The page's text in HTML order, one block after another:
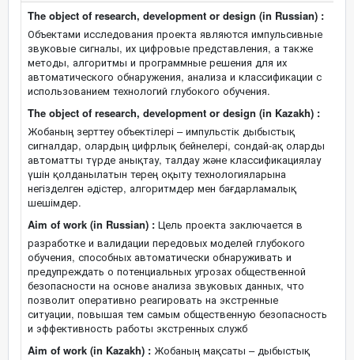
The object of research, development or design (in Russian) :
Объектами исследования проекта являются импульсивные
звуковые сигналы, их цифровые представления, а также
методы, алгоритмы и программные решения для их
автоматического обнаружения, анализа и классификации с
использованием технологий глубокого обучения.
The object of research, development or design (in Kazakh) :
Жобаның зерттеу объектілері – импульстік дыбыстық
сигналдар, олардың цифрлық бейнелері, сондай-ақ оларды
автоматты түрде анықтау, талдау және классификациялау
үшін қолданылатын терең оқыту технологияларына
негізделген әдістер, алгоритмдер мен бағдарламалық
шешімдер.
Aim of work (in Russian) : Цель проекта заключается в
разработке и валидации передовых моделей глубокого
обучения, способных автоматически обнаруживать и
предупреждать о потенциальных угрозах общественной
безопасности на основе анализа звуковых данных, что
позволит оперативно реагировать на экстренные
ситуации, повышая тем самым общественную безопасность
и эффективность работы экстренных служб
Aim of work (in Kazakh) : Жобаның мақсаты – дыбыстық